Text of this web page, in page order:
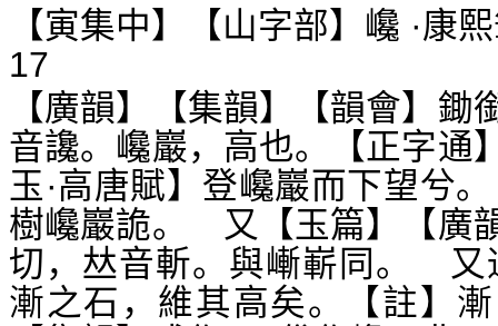
【寅集中】【山字部】巉 ·康
17
【廣韻】【集韻】【韻會】鋤
音讒。巉巖，高也。【正字通
玉·高唐賦】登巉巖而下望兮
樹巉巖詭。 又【玉篇】【廣
切， 𠀤音斬。與嶃嶄同。 又
漸之石，維其高矣。【註】